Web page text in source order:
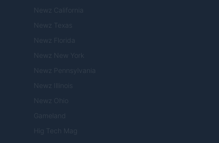
Newz California
Newz Texas
Newz Florida
Newz New York
Newz Pennsylvania
Newz Illinois
Newz Ohio
Gameland
Hig Tech Mag